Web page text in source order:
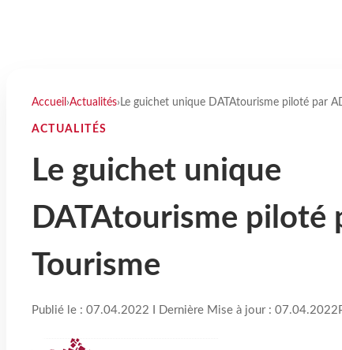
Accueil ›Actualités› Le guichet unique DATAtourisme piloté par
ACTUALITÉS
Le guichet unique
DATAtourisme piloté
Tourisme
Publié le : 07.04.2022 I Dernière Mise à jour : 07.04.2022